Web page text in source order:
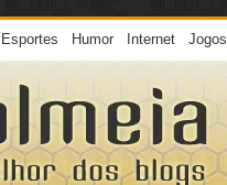
Esportes Humor Internet Jogos